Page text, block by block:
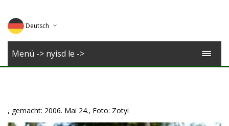
Deutsch
English
Menü -> nyisd le ->
, gemacht: 2006. Mai 24., Foto: Zotyi